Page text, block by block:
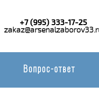
+7 (995) 333-17-25
Вопрос-ответ